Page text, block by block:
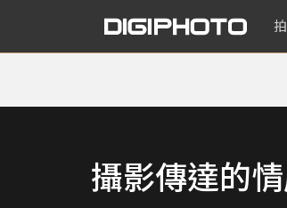
攝影傳達的